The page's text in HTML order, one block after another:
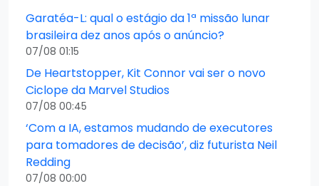
Garatéa-L: qual o estágio da 1ª missão lunar
brasileira dez anos após o anúncio?
07/08 01:15
De Heartstopper, Kit Connor vai ser o novo
Ciclope da Marvel Studios
07/08 00:45
‘Com a IA, estamos mudando de executores
para tomadores de decisão’, diz futurista Neil
Redding
07/08 00:00